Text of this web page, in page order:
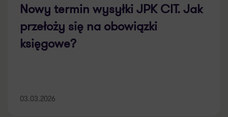
Nowy termin wysyłki JPK CIT. Jak
przełoży się na obowiązki
księgowe?
03.03.2026